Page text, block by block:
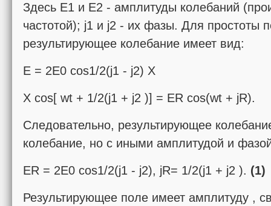
Здесь Е1 и Е2 - амплитуды колебаний
частотой); j1 и j2 - их фазы. Для простоты
результирующее колебание имеет вид:
E = 2E0 cos1/2(j1 - j2) Х
Х cos[ wt + 1/2(j1 + j2 )] = ER cos(wt + jR).
Следовательно, результирующее
колебание, но с иными амплитудой и
ER = 2E0 cos1/2(j1 - j2), jR= 1/2(j1 + j2 ). (1)
Результирующее поле имеет амплитуду ,